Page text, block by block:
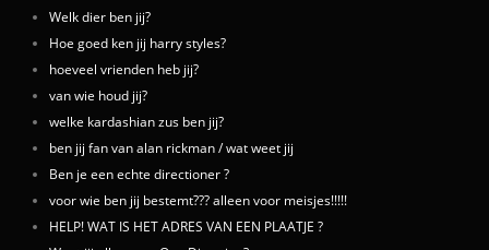
Welk dier ben jij?
Hoe goed ken jij harry styles?
hoeveel vrienden heb jij?
van wie houd jij?
welke kardashian zus ben jij?
ben jij fan van alan rickman / wat weet jij
Ben je een echte directioner ?
voor wie ben jij bestemt??? alleen voor meisjes!!!!!
HELP! WAT IS HET ADRES VAN EEN PLAATJE ?